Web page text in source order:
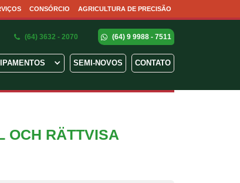
CONSÓRCIO AGRICULTURA DE PRECISÃO
(64) 3632 - 2070 (64) 9 9988 - 7511
SEMI-NOVOS CONTATO
OCH RÄTTVISA